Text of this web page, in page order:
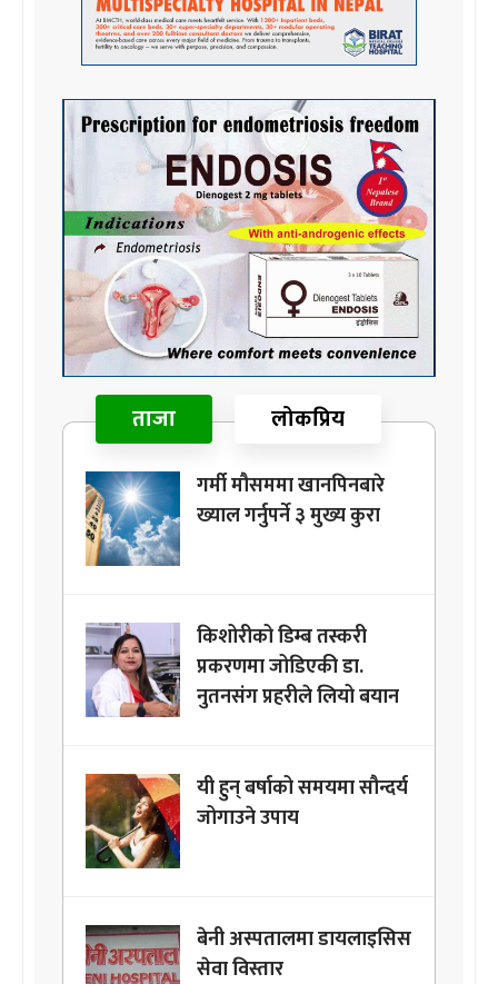
ताजा लोकप्रिय
गर्मी मौसममा खानपिनबारे
ख्याल गर्नुपर्ने ३ मुख्य कुरा
किशोरीको डिम्ब तस्करी
प्रकरणमा जोडिएकी डा.
नुतनसंग प्रहरीले लियो बयान
यी हुन् बर्षाको समयमा सौन्दर्य
जोगाउने उपाय
बेनी अस्पतालमा डायलाइसिस
सेवा विस्तार